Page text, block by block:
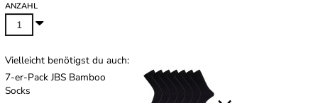
ANZAHL
Vielleicht benötigst du auch:
7-er-Pack JBS Bamboo
Socks